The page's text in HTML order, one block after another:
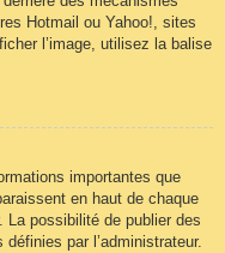
Hotmail ou Yahoo!, sites
l’image, utilisez la balise
importantes que
en haut de chaque
La possibilité de publier des
par l’administrateur.